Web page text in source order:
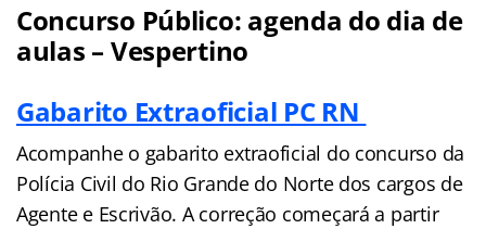
Concurso Público: agenda do dia de
aulas – Vespertino
Gabarito Extraoficial PC RN
Acompanhe o gabarito extraoficial do concurso da
Polícia Civil do Rio Grande do Norte dos cargos de
Agente e Escrivão. A correção começará a partir